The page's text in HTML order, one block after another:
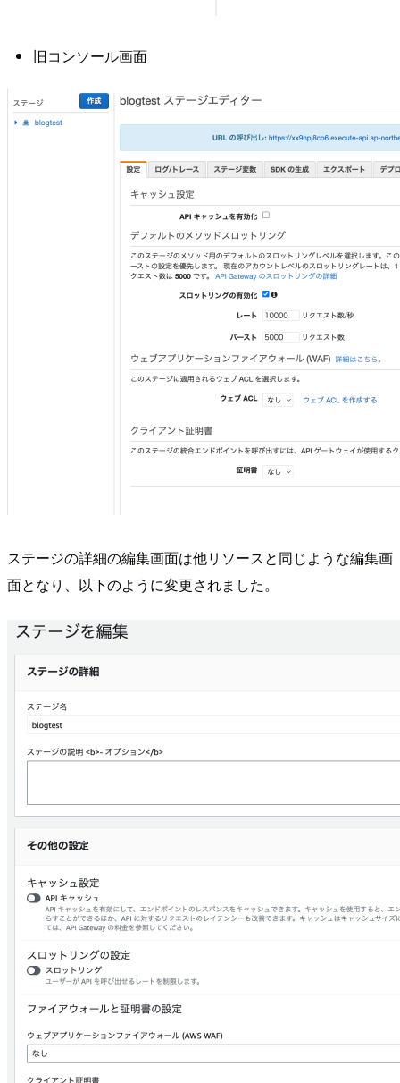
旧コンソール画面
ステージの詳細の編集画面は他リソースと同じような編集画
面となり、以下のように変更されました。